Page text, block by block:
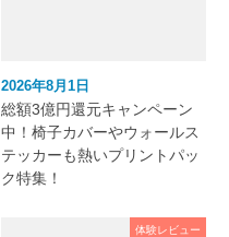
2026年8月1日
総額3億円還元キャンペーン
中！椅子カバーやウォールス
テッカーも熱いプリントパッ
ク特集！
体験レビュー